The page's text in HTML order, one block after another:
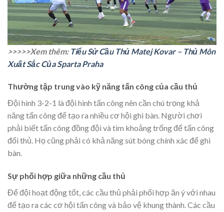
>>>>>Xem thêm: Tiểu Sử Cầu Thủ Matej Kovar – Thủ Môn
Xuất Sắc Của Sparta Praha
Thường tập trung vào kỹ năng tấn công của cầu thủ
Đội hình 3-2-1 là đội hình tấn công nên cần chú trọng khả
năng tấn công để tạo ra nhiều cơ hội ghi bàn. Người chơi
phải biết tấn công đồng đội và tìm khoảng trống để tấn công
đối thủ. Họ cũng phải có khả năng sút bóng chính xác để ghi
bàn.
Sự phối hợp giữa những cầu thủ
Để đội hoạt động tốt, các cầu thủ phải phối hợp ăn ý với nhau
để tạo ra các cơ hội tấn công và bảo vệ khung thành. Các cầu